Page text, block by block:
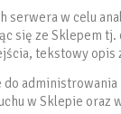
serwera w celu
się ze Sklepem
tekstowy
do
w Sklepie oraz